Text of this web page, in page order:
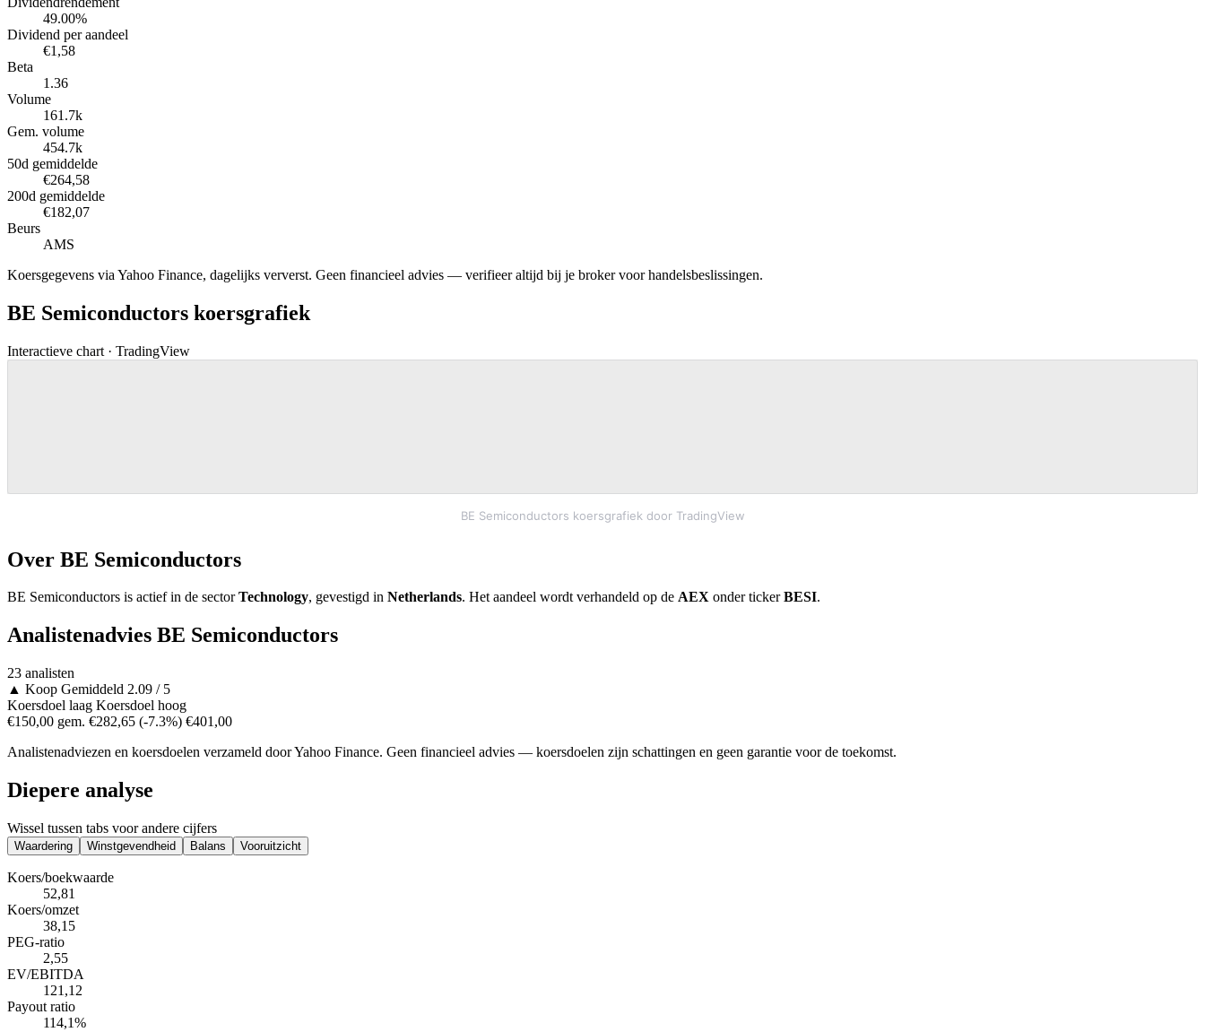
49.00%
Dividend per aandeel
€1,58
Beta
1.36
Volume
161.7k
Gem. volume
454.7k
50d gemiddelde
€264,58
200d gemiddelde
€182,07
Beurs
AMS
Koersgegevens via Yahoo Finance, dagelijks ververst. Geen financieel advies — verifieer altijd bij je broker voor handelsbeslissingen.
BE Semiconductors koersgrafiek
Interactieve chart · TradingView
BE Semiconductors koersgrafiek door TradingView
Over BE Semiconductors
BE Semiconductors is actief in de sectorTechnology, gevestigd in Netherlands. Het aandeel wordt verhandeld op de AEX onder tickerBESI.
Analistenadvies BE Semiconductors
23 analisten
▲ Koop Gemiddeld 2.09 / 5
Koersdoel laag Koersdoel hoog
€150,00 gem. €282,65 (-7.3%) €401,00
Analistenadviezen en koersdoelen verzameld door Yahoo Finance. Geen financieel advies — koersdoelen zijn schattingen en geen garantie voor de toekomst.
Diepere analyse
Wissel tussen tabs voor andere cijfers
Waardering Winstgevendheid Balans Vooruitzicht
Koers/boekwaarde
52,81
Koers/omzet
38,15
PEG-ratio
2,55
EV/EBITDA
121,12
Payout ratio
114,1%